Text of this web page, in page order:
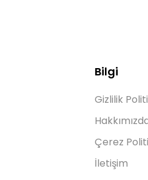
Bilgi
Gizlilik
Çerez
İletişim